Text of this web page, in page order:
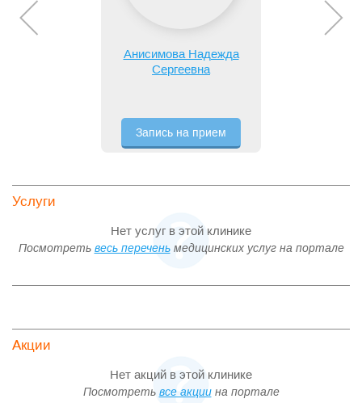
Анисимова Надежда
Сергеевна
Запись на прием
Услуги
Нет услуг в этой клинике
Посмотреть весь переченьмедицинских услуг на портале
Акции
Нет акций в этой клинике
Посмотреть все акциина портале